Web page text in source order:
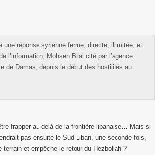
une réponse syrienne ferme, directe, illimitée, et
l’information, Mohsen Bilal cité par l’agence
de Damas, depuis le début des hostilités au
frapper au-delà de la frontière libanaise… Mais si
pas ensuite le Sud Liban, une seconde fois,
et empêche le retour du Hezbollah ?